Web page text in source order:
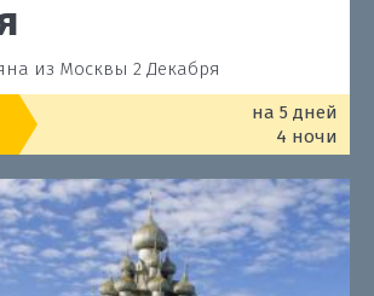
из Москвы 2 Декабря
на 5 дней
4 ночи